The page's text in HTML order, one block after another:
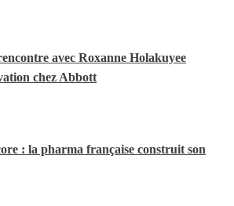
avec Roxanne Holakuyee
chez Abbott
: la pharma française construit son